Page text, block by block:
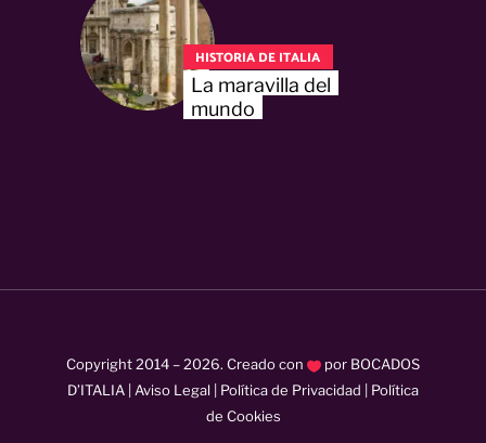
HISTORIA DE ITALIA
La maravilla del
mundo
Copyright 2014 –2026. Creado con por BOCADOS
D’ITALIA Aviso Legal Política de Privacidad
Política
de Cookies